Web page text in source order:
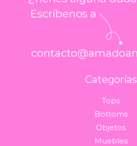
Categorías
Tops
Bottoms
Objetos
Muebles